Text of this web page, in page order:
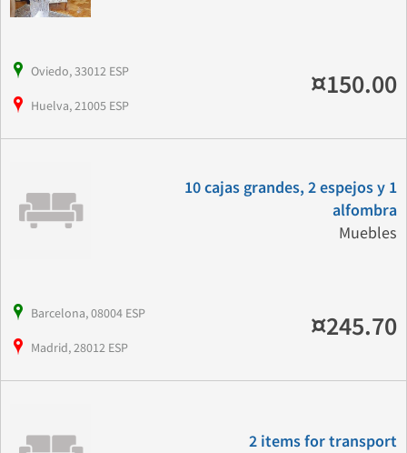
Oviedo, 33012 ESP
Huelva, 21005 ESP
¤150.00
10 cajas grandes, 2 espejos y 1
alfombra
Muebles
Barcelona, 08004 ESP
Madrid, 28012 ESP
¤245.70
2 items for transport